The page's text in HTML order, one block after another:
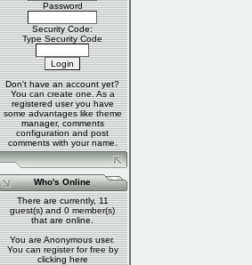
Password
Security Code:
Type Security Code
Don't have an account yet?
You cancreate one. As a
registered user you have
some advantages like theme
manager, comments
configuration and post
comments with your name.
Who's Online
There are currently, 11
guest(s) and 0 member(s)
that are online.
You are Anonymous user.
You can register for free by
clickinghere